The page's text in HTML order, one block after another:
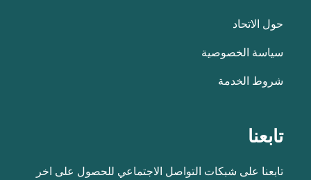
حول الاتحاد
سياسة الخصوصية
شروط الخدمة
تابعنا
تابعنا على شبكات التواصل الاجتماعي للحصول على اخر